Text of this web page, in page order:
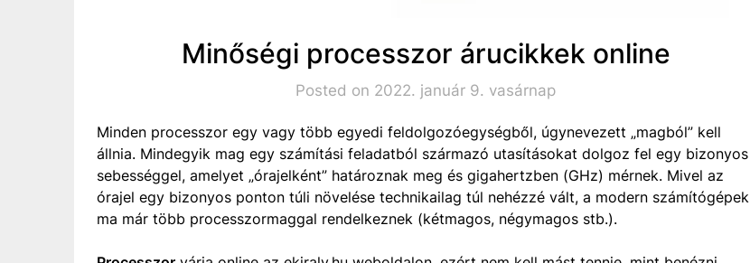
Minőségi processzor árucikkek online
Posted on 2022. január 9. vasárnap
Minden processzor egy vagy több egyedi feldolgozóegységből, úgynevezett „magból” kell
állnia. Mindegyik mag egy számítási feladatból származó utasításokat dolgoz fel egy bizonyos
sebességgel, amelyet „órajelként” határoznak meg és gigahertzben (GHz) mérnek. Mivel az
órajel egy bizonyos ponton túli növelése technikailag túl nehézzé vált, a modern számítógépek
ma már több processzormaggal rendelkeznek (kétmagos, négymagos stb.).